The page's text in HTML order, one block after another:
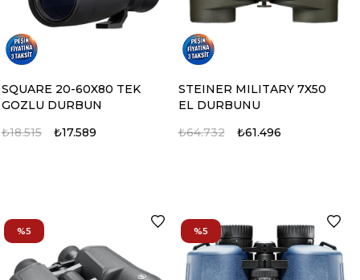
SQUARE 20-60X80 TEK
GOZLU DURBUN
₺17.589
₺18.515
STEINER MILITARY 7X50
EL DURBUNU
₺61.496
₺64.732
%5 %5